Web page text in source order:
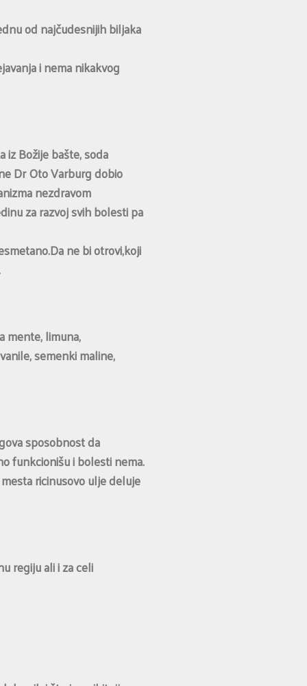
od najčudesnijih biljaka
i nema nikakvog
iz Božije bašte, soda
Dr Oto Varburg dobio
nezdravom
za razvoj svih bolesti pa
ne bi otrovi,koji
mente, limuna,
semenki maline,
sposobnost da
funkcionišu i bolesti nema.
ricinusovo ulje deluje
regiju ali i za celi